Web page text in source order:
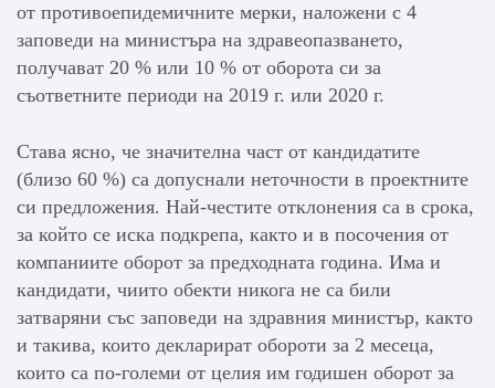
от противоепидемичните мерки, наложени с 4
заповеди на министъра на здравеопазването,
получават 20 % или 10 % от оборота си за
съответните периоди на 2019 г. или 2020 г.
Става ясно, че значителна част от кандидатите
(близо 60 %) са допуснали неточности в проектните
си предложения. Най-честите отклонения са в срока,
за който се иска подкрепа, както и в посочения от
компаниите оборот за предходната година. Има и
кандидати, чиито обекти никога не са били
затваряни със заповеди на здравния министър, както
и такива, които декларират обороти за 2 месеца,
които са по-големи от целия им годишен оборот за